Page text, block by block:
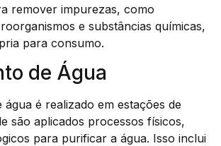
remover impurezas, como
e substâncias químicas,
para consumo.
de Água
água é realizado em estações de
são aplicados processos físicos,
para purificar a água. Isso inclui